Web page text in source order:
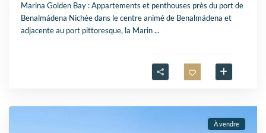
Marina Golden Bay : Appartements et penthouses près du port de
Benalmádena Nichée dans le centre animé de Benalmádena et
adjacente au port pittoresque, la Marin...
À vendre